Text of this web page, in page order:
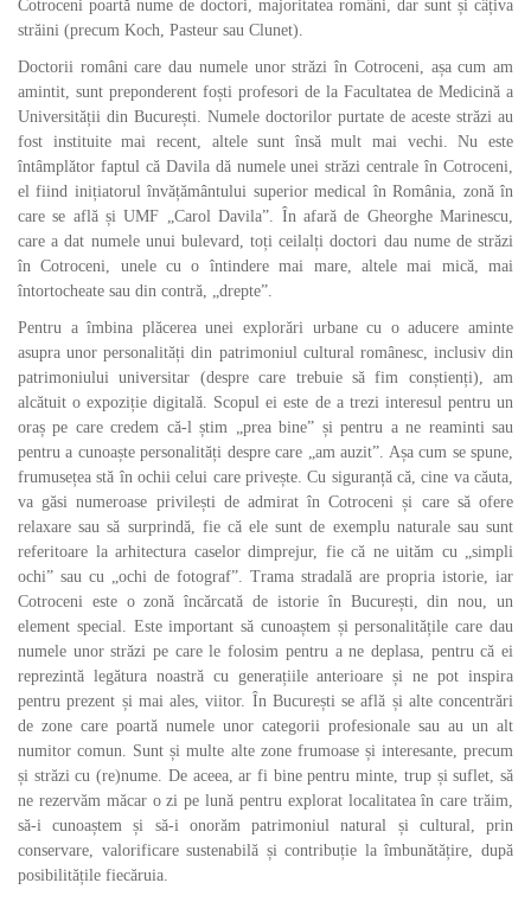
Cotroceni poartă nume de doctori, majoritatea români, dar sunt și câțiva
străini (precum Koch, Pasteur sau Clunet).
Doctorii români care dau numele unor străzi în Cotroceni, așa cum am
amintit, sunt preponderent foști profesori de la Facultatea de Medicină a
Universității din București. Numele doctorilor purtate de aceste străzi au
fost instituite mai recent, altele sunt însă mult mai vechi. Nu este
întâmplător faptul că Davila dă numele unei străzi centrale în Cotroceni,
el fiind inițiatorul învățământului superior medical în România, zonă în
care se află și UMF „Carol Davila”. În afară de Gheorghe Marinescu,
care a dat numele unui bulevard, toți ceilalți doctori dau nume de străzi
în Cotroceni, unele cu o întindere mai mare, altele mai mică, mai
întortocheate sau din contră, „drepte”.
Pentru a îmbina plăcerea unei explorări urbane cu o aducere aminte
asupra unor personalități din patrimoniul cultural românesc, inclusiv din
patrimoniului universitar (despre care trebuie să fim conștienți), am
alcătuit o expoziție digitală. Scopul ei este de a trezi interesul pentru un
oraș pe care credem că-l știm „prea bine” și pentru a ne reaminti sau
pentru a cunoaște personalități despre care „am auzit”. Așa cum se spune,
frumusețea stă în ochii celui care privește. Cu siguranță că, cine va căuta,
va găsi numeroase privilești de admirat în Cotroceni și care să ofere
relaxare sau să surprindă, fie că ele sunt de exemplu naturale sau sunt
referitoare la arhitectura caselor dimprejur, fie că ne uităm cu „simpli
ochi” sau cu „ochi de fotograf”. Trama stradală are propria istorie, iar
Cotroceni este o zonă încărcată de istorie în București, din nou, un
element special. Este important să cunoaștem și personalitățile care dau
numele unor străzi pe care le folosim pentru a ne deplasa, pentru că ei
reprezintă legătura noastră cu generațiile anterioare și ne pot inspira
pentru prezent și mai ales, viitor. În București se află și alte concentrări
de zone care poartă numele unor categorii profesionale sau au un alt
numitor comun. Sunt și multe alte zone frumoase și interesante, precum
și străzi cu (re)nume. De aceea, ar fi bine pentru minte, trup și suflet, să
ne rezervăm măcar o zi pe lună pentru explorat localitatea în care trăim,
să-i cunoaștem și să-i onorăm patrimoniul natural și cultural, prin
conservare, valorificare sustenabilă și contribuție la îmbunătățire, după
posibilitățile fiecăruia.